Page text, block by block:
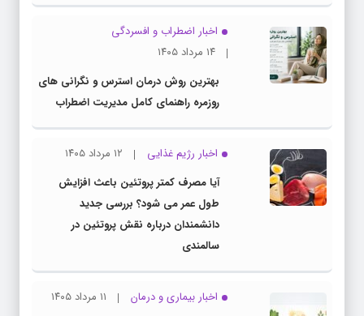
اخبار اضطراب و افسردگی
۱۴ مرداد ۱۴۰۵
بهترین روش درمان استرس و نگرانی های
روزمره راهنمای کامل مدیریت اضطراب
اخبار رژیم غذایی
۱۲ مرداد ۱۴۰۵
آیا مصرف کمتر پروتئین باعث افزایش
طول عمر می شود؟ بررسی جدید
دانشمندان درباره نقش پروتئین در
سالمندی
اخبار بیماری و درمان
۱۱ مرداد ۱۴۰۵